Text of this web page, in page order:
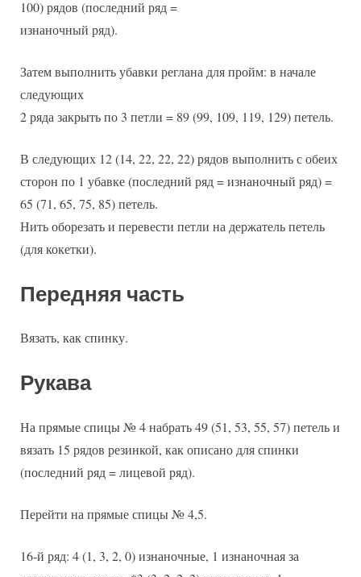
100) рядов (последний ряд =
изнаночный ряд).
Затем выполнить убавки реглана для пройм: в начале
следующих
2 ряда закрыть по 3 петли = 89 (99, 109, 119, 129) петель.
В следующих 12 (14, 22, 22, 22) рядов выполнить с обеих
сторон по 1 убавке (последний ряд = изнаночный ряд) =
65 (71, 65, 75, 85) петель.
Нить оборезать и перевести петли на держатель петель
(для кокетки).
Передняя часть
Вязать, как спинку.
Рукава
На прямые спицы № 4 набрать 49 (51, 53, 55, 57) петель и
вязать 15 рядов резинкой, как описано для спинки
(последний ряд = лицевой ряд).
Перейти на прямые спицы № 4,5.
16-й ряд: 4 (1, 3, 2, 0) изнаночные, 1 изнаночная за